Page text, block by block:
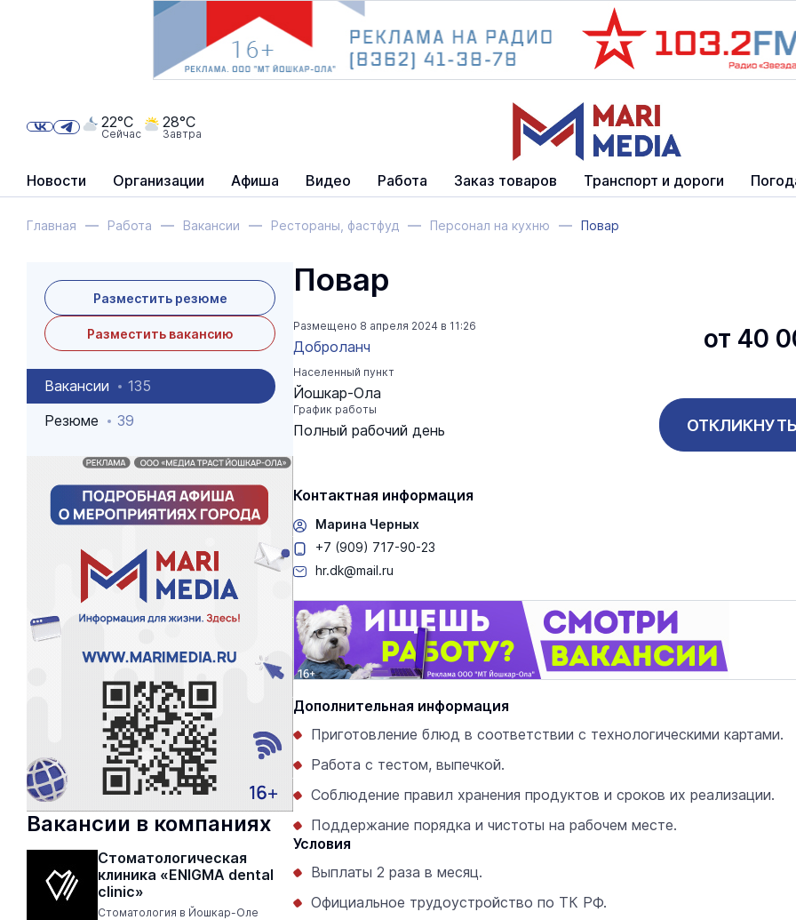
Новости Организации Афиша Видео Работа Заказ товаров Транспорт и дороги
22°C
Сейчас
28°C
Завтра
Главная Работа Вакансии Рестораны, фастфуд Персонал на кухню Повар
Разместить резюме
Разместить вакансию
Вакансии
135
Резюме
39
Вакансии в компаниях
Стоматологическая
клиника «ENIGMA dental
clinic»
Стоматология в Йошкар-Оле
Повар
Размещено 8 апреля 2024 в 11:26
Доброланч
Населенный пункт
Йошкар-Ола
График работы
Полный рабочий день
от 40
Контактная информация
Марина Черных
+7 (909) 717-90-23
hr.dk@mail.ru
Дополнительная информация
Приготовление блюд в соответствии с технологическими картами.
Работа с тестом, выпечкой.
Соблюдение правил хранения продуктов и сроков их реализации.
Поддержание порядка и чистоты на рабочем месте.
Условия
Выплаты 2 раза в месяц.
Официальное трудоустройство по ТК РФ.
22 июня 11:00